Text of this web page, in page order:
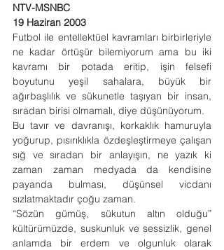
NTV-MSNBC
19 Haziran 2003
Futbol ile entellektüel kavramları birbirleriyle
ne kadar örtüşür bilemiyorum ama bu iki
kavramı bir potada eritip, işin felsefi
boyutunu yeşil sahalara, büyük bir
ağırbaşlılık ve sükunetle taşıyan bir insan,
sıradan birisi olmamalı, diye düşünüyorum.
Bu tavır ve davranışı, korkaklık hamuruyla
yoğurup, pısırıklıkla özdeşleştirmeye çalışan
sığ ve sıradan bir anlayışın, ne yazık ki
zaman zaman medyada da kendisine
payanda bulması, düşünsel vicdanı
sızlatmaktadır çoğu zaman.
“Sözün gümüş, sükutun altın olduğu”
kültürümüzde, suskunluk ve sessizlik, genel
anlamda bir erdem ve olgunluk olarak